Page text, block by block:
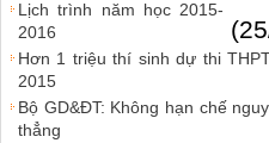
Lịch trình năm học 2015-
2016
Hơn 1 triệu thí sinh dự thi
2015
Bộ GD&ĐT: Không hạn chế
thẳng